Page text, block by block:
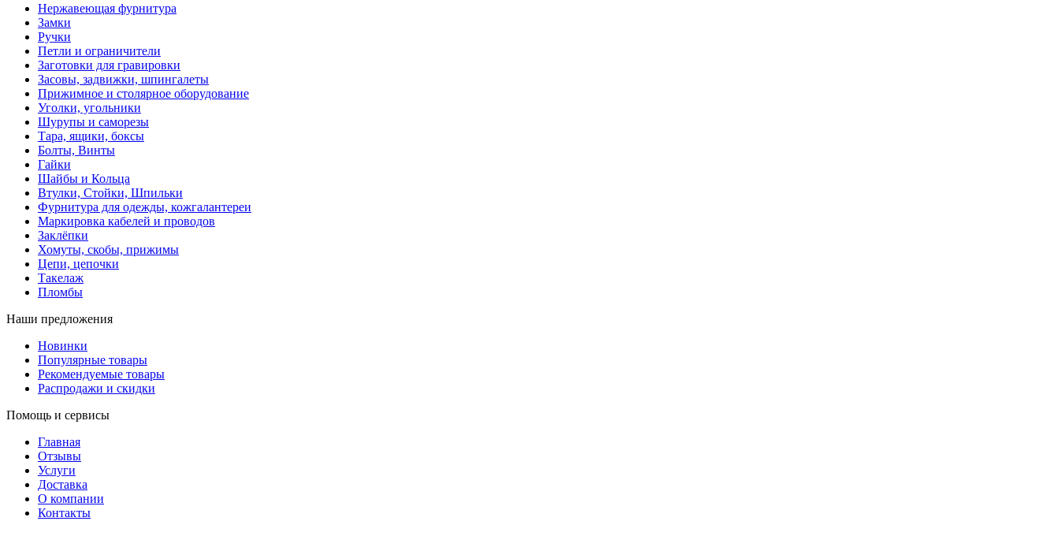
Нержавеющая фурнитура
Замки
Ручки
Петли и ограничители
Заготовки для гравировки
Засовы, задвижки, шпингалеты
Прижимное и столярное оборудование
Уголки, угольники
Шурупы и саморезы
Тара, ящики, боксы
Болты, Винты
Гайки
Шайбы и Кольца
Втулки, Стойки, Шпильки
Фурнитура для одежды, кожгалантереи
Маркировка кабелей и проводов
Заклёпки
Хомуты, скобы, прижимы
Цепи, цепочки
Такелаж
Пломбы
Наши предложения
Новинки
Популярные товары
Рекомендуемые товары
Распродажи и скидки
Помощь и сервисы
Главная
Отзывы
Услуги
Доставка
О компании
Контакты